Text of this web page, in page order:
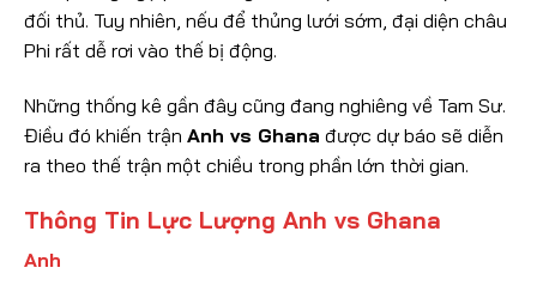
đối thủ. Tuy nhiên, nếu để thủng lưới sớm, đại diện châu
Phi rất dễ rơi vào thế bị động.
Những thống kê gần đây cũng đang nghiêng về Tam Sư.
Điều đó khiến trận Anh vs Ghana được dự báo sẽ diễn
ra theo thế trận một chiều trong phần lớn thời gian.
Thông Tin Lực Lượng Anh vs Ghana
Anh